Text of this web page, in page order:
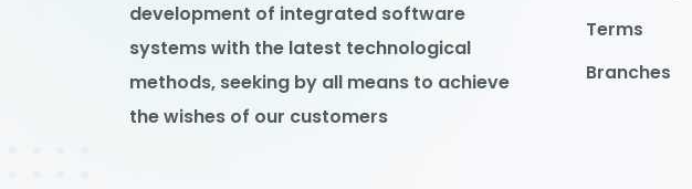
development of integrated software
systems with the latest technological
methods, seeking by all means to achieve
the wishes of our customers
Terms
Branches